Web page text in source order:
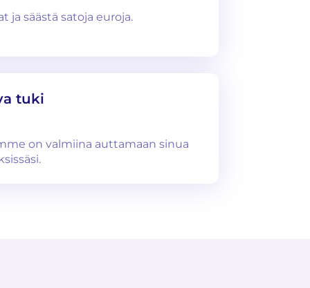
ja säästä satoja euroja.
tuki
on valmiina auttamaan sinua